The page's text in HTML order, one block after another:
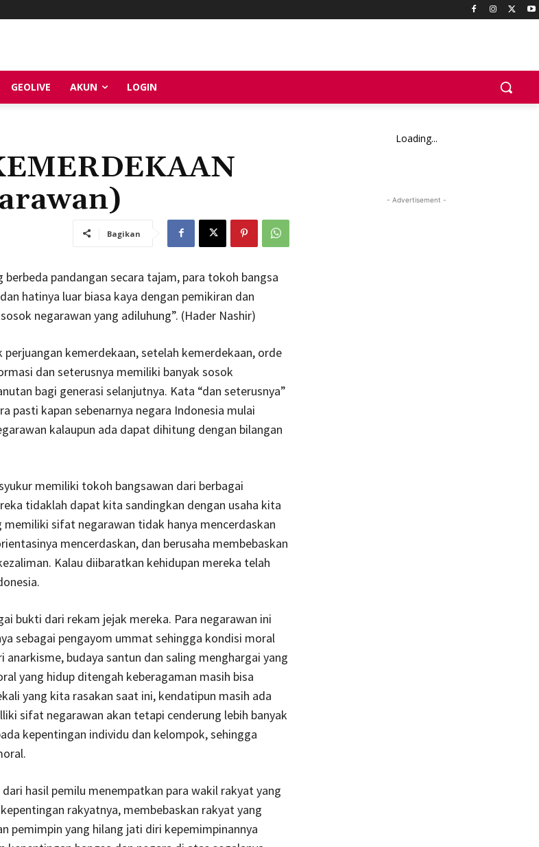
GEOLIVE AKUN LOGIN
Bagikan
berbeda pandangan secara tajam, para tokoh bangsa
hatinya luar biasa kaya dengan pemikiran dan
negarawan yang adiluhung”. (Hader Nashir)
perjuangan kemerdekaan, setelah kemerdekaan, orde
dan seterusnya memiliki banyak sosok
bagi generasi selanjutnya. Kata “dan seterusnya”
pasti kapan sebenarnya negara Indonesia mulai
kalaupun ada dapat dihitung dengan bilangan
memiliki tokoh bangsawan dari berbagai
tidaklah dapat kita sandingkan dengan usaha kita
memiliki sifat negarawan tidak hanya mencerdaskan
mencerdaskan, dan berusaha membebaskan
Kalau diibaratkan kehidupan mereka telah
bukti dari rekam jejak mereka. Para negarawan ini
sebagai pengayom ummat sehingga kondisi moral
anarkisme, budaya santun dan saling menghargai yang
yang hidup ditengah keberagaman masih bisa
yang kita rasakan saat ini, kendatipun masih ada
sifat negarawan akan tetapi cenderung lebih banyak
kepentingan individu dan kelompok, sehingga
hasil pemilu menempatkan para wakil rakyat yang
rakyatnya, membebaskan rakyat yang
pemimpin yang hilang jati diri kepemimpinannya
Loading...
- Advertisement -